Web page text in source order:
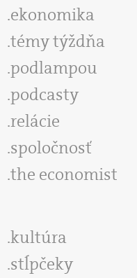
ekonomika
témy týždňa
podlampou
podcasty
relácie
spoločnosť
the economist
kultúra
stĺpčeky